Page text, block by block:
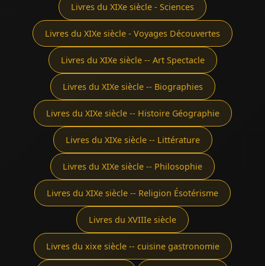
Livres du XIXe siècle - Sciences
Livres du XIXe siècle - Voyages Découvertes
Livres du XIXe siècle -- Art Spectacle
Livres du XIXe siècle -- Biographies
Livres du XIXe siècle -- Histoire Géographie
Livres du XIXe siècle -- Littérature
Livres du XIXe siècle -- Philosophie
Livres du XIXe siècle -- Religion Ésotérisme
Livres du XVIIIe siècle
Livres du xixe siècle -- cuisine gastronomie